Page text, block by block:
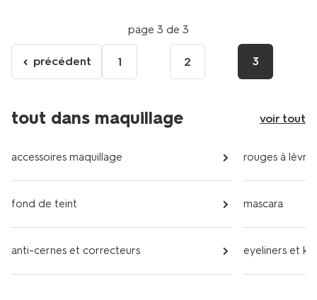
page 3 de 3
Aller
à
page
précédente
précédent 1 2 3
tout dans maquillage voir tout
accessoires maquillage
fond de teint
anti-cernes et correcteurs
rouges à
mascara
eyeliners et